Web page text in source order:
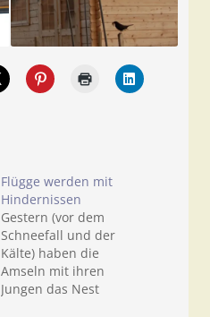
Flügge werden mit
Hindernissen
Gestern (vor dem
Schneefall und der
Kälte) haben die
Amseln mit ihren
Jungen das Nest